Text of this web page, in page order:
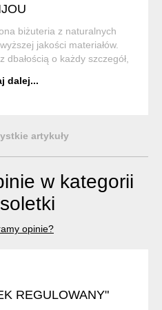
biżuteria z naturalnych
jakości materiałów.
o każdy szczegół,
w noszeniu. ...
dalej...
artykuły
w kategorii
opinie?
REGULOWANY"